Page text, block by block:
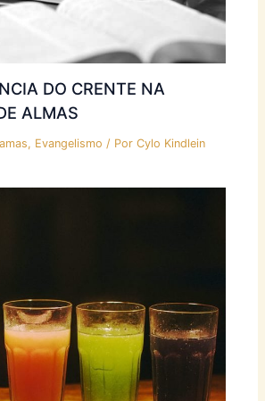
DO CRENTE NA
ALMAS
, Evangelismo / PorCylo Kindlein